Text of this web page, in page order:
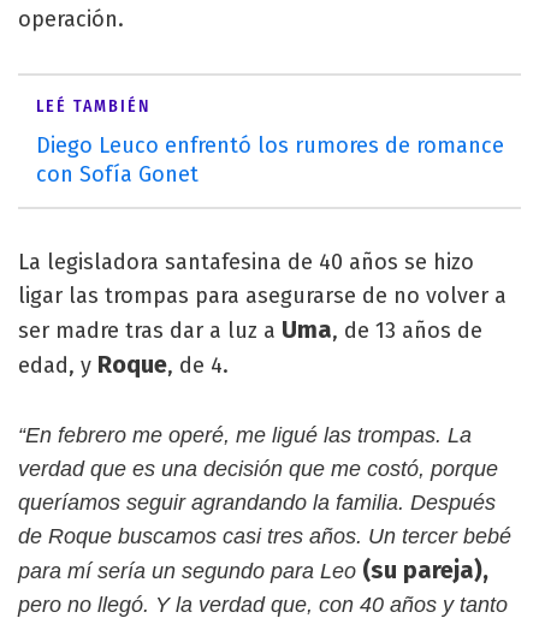
operación.
LEÉ TAMBIÉN
Diego Leuco enfrentó los rumores de romance
con Sofía Gonet
La legisladora santafesina de 40 años se hizo
ligar las trompas para asegurarse de no volver a
ser madre tras dar a luz a Uma, de 13 años de
edad, y Roque, de 4.
“En febrero me operé, me ligué las trompas. La
verdad que es una decisión que me costó, porque
queríamos seguir agrandando la familia. Después
de Roque buscamos casi tres años. Un tercer bebé
para mí sería un segundo para Leo (su pareja),
pero no llegó. Y la verdad que, con 40 años y tanto